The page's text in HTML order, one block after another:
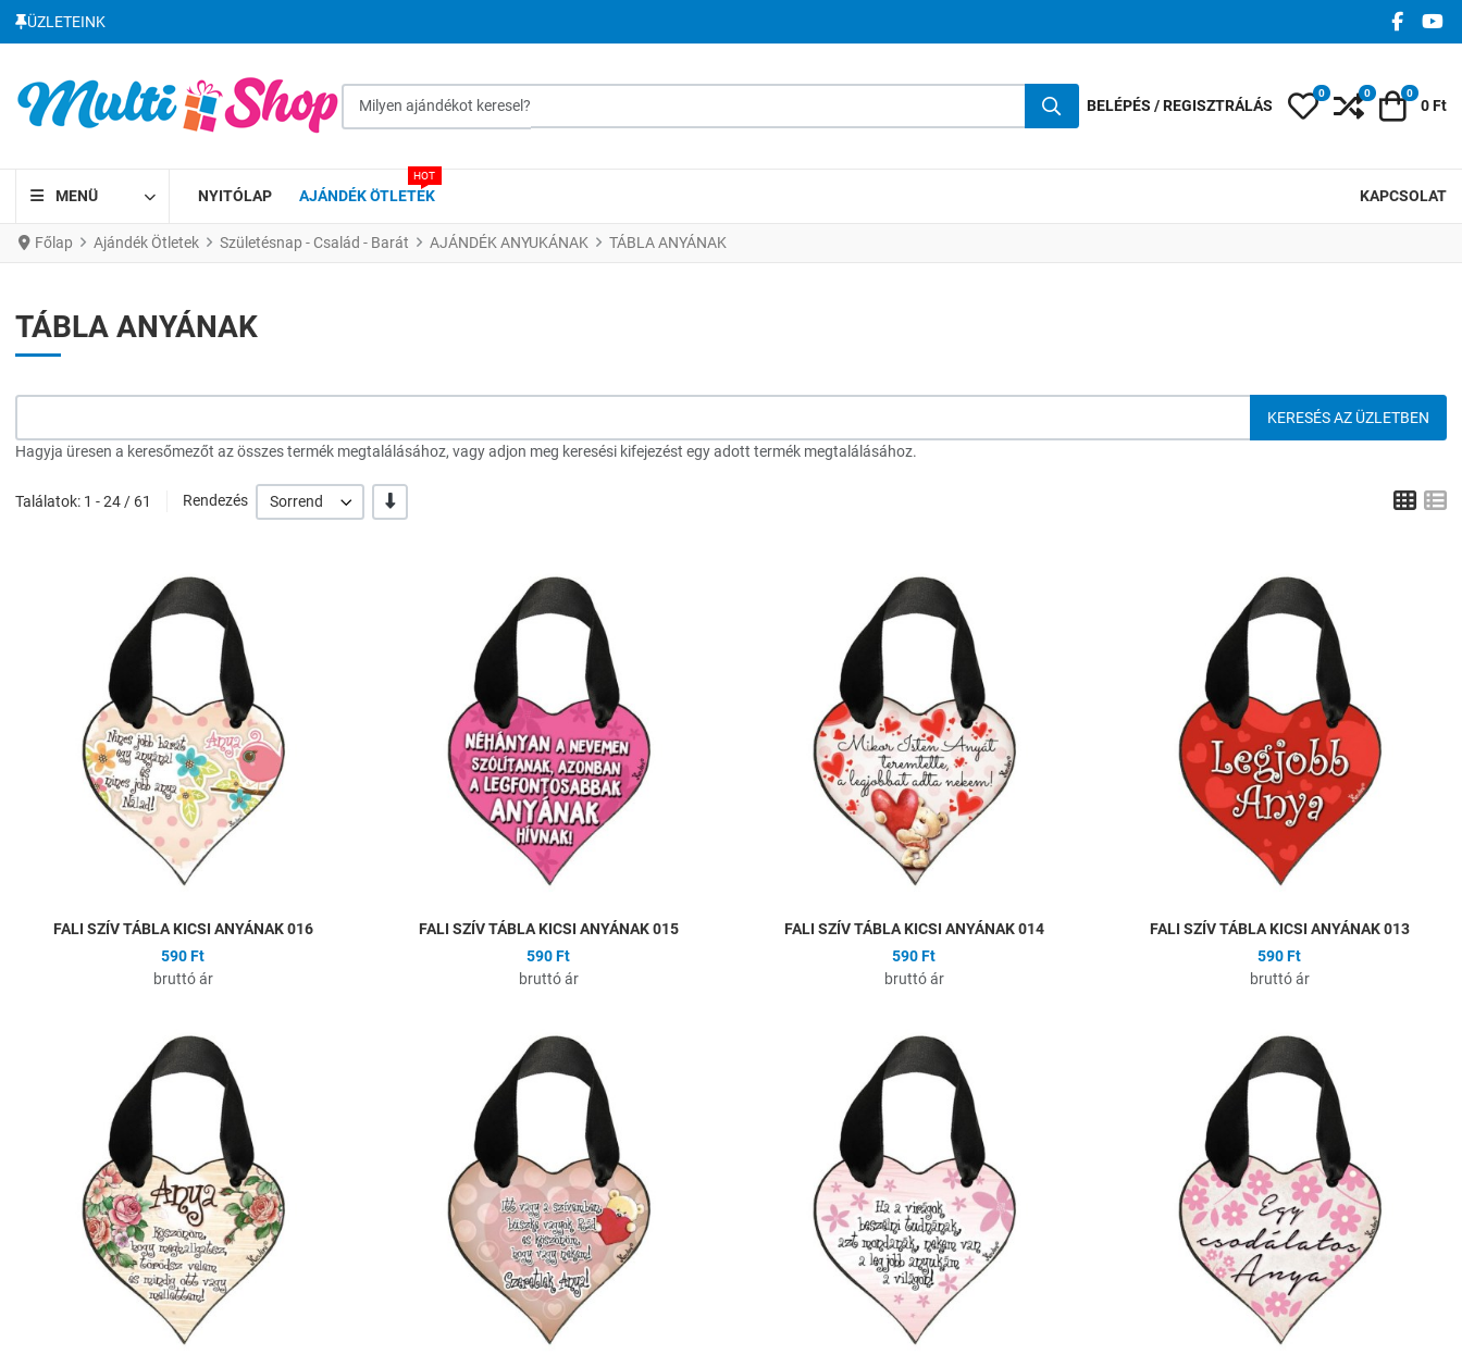
ÜZLETEINK
BELÉPÉS / REGISZTRÁLÁS Kedvencek
0 0 Kosár
0
0 Ft
MENÜ NYITÓLAP AJÁNDÉK ÖTLETEK
HOT
KAPCSOLAT
Főlap Ajándék Ötletek Születésnap - Család - Barát AJÁNDÉK ANYUKÁNAK TÁBLA ANYÁNAK
TÁBLA ANYÁNAK
Hagyja üresen a keresőmezőt az összes termék megtalálásához, vagy adjon meg keresési kifejezést egy adott termék megtalálásához.
Találatok: 1 - 24 / 61 Rendezés Sorrend -/+ Grid
Hozzáadás a kívánságlistához
FALI SZÍV TÁBLA KICSI ANYÁNAK 016
590 Ft
bruttó ár
Hozzáadás a kívánságlistához
FALI SZÍV TÁBLA KICSI ANYÁNAK 015
590 Ft
bruttó ár
Hozzáadás a kívánságlistához
FALI SZÍV TÁBLA KICSI ANYÁNAK 014
590 Ft
bruttó ár
FALI SZÍV TÁBLA KICSI ANYÁNAK 013
590 Ft
bruttó ár
Hozzáadás a kívánságlistához Hozzáadás a kívánságlistához Hozzáadás a kívánságlistához